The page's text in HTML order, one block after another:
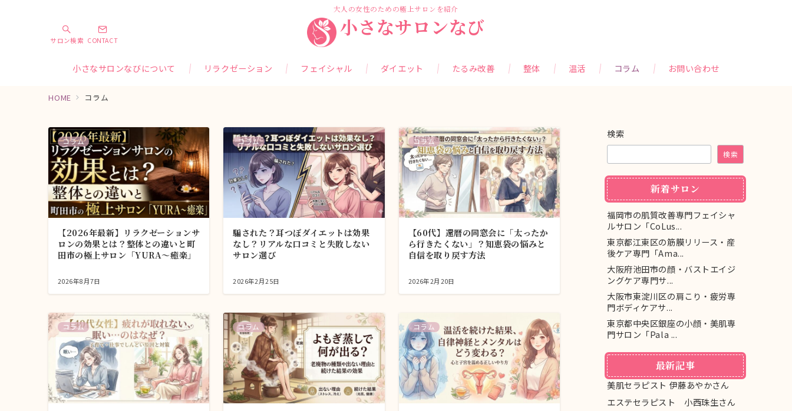
大人の女性のための極上サロンを紹介
小さなサロンなび
サロン検索 CONTACT
小さなサロンなびについて リラクゼーション フェイシャル ダイエット たるみ改善 整体 温活 コラム お問い合わせ
HOME コラム
コラム
【2026年最新】リラクゼーションサ
ロンの効果とは？整体との違いと町
田市の極上サロン「YURA〜癒楽」
2026年8月7日
コラム
騙された？耳つぼダイエットは効果
なし？リアルな口コミと失敗しない
サロン選び
2026年2月25日
コラム
【60代】還暦の同窓会に「太ったか
ら行きたくない」？知恵袋の悩みと
自信を取り戻す方法
2026年2月20日
コラム コラム コラム
検索
検索
新着サロン
福岡市の肌質改善専門フェイシャ
ルサロン「CoLus...
東京都江東区の筋膜リリース・産
後ケア専門「Ama...
大阪府池田市の顔・バストエイジ
ングケア専門サ...
大阪市東淀川区の肩こり・疲労専
門ボディケアサ...
東京都中央区銀座の小顔・美肌専
門サロン「Pala ...
最新記事
美肌セラピスト 伊藤あやかさん
エステセラピスト 小西珠生さん